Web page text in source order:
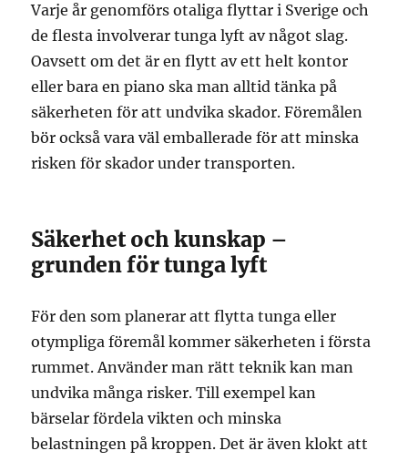
Varje år genomförs otaliga flyttar i Sverige och
de flesta involverar tunga lyft av något slag.
Oavsett om det är en flytt av ett helt kontor
eller bara en piano ska man alltid tänka på
säkerheten för att undvika skador. Föremålen
bör också vara väl emballerade för att minska
risken för skador under transporten.
Säkerhet och kunskap –
grunden för tunga lyft
För den som planerar att flytta tunga eller
otympliga föremål kommer säkerheten i första
rummet. Använder man rätt teknik kan man
undvika många risker. Till exempel kan
bärselar fördela vikten och minska
belastningen på kroppen. Det är även klokt att